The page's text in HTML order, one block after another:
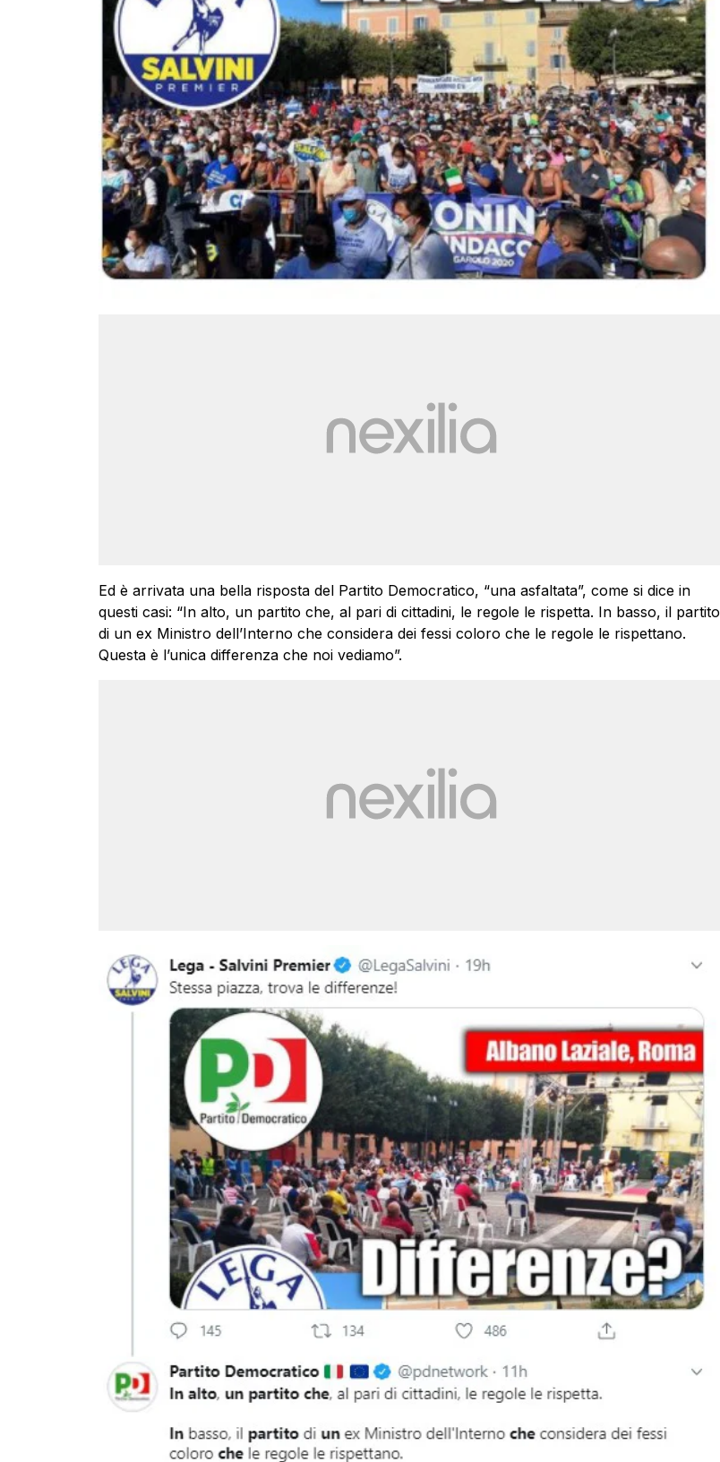
Ed è arrivata una bella risposta del Partito Democratico, “una asfaltata”, come si dice in
questi casi: “In alto, un partito che, al pari di cittadini, le regole le rispetta. In basso, il partito
di un ex Ministro dell’Interno che considera dei fessi coloro che le regole le rispettano.
Questa è l’unica differenza che noi vediamo”.